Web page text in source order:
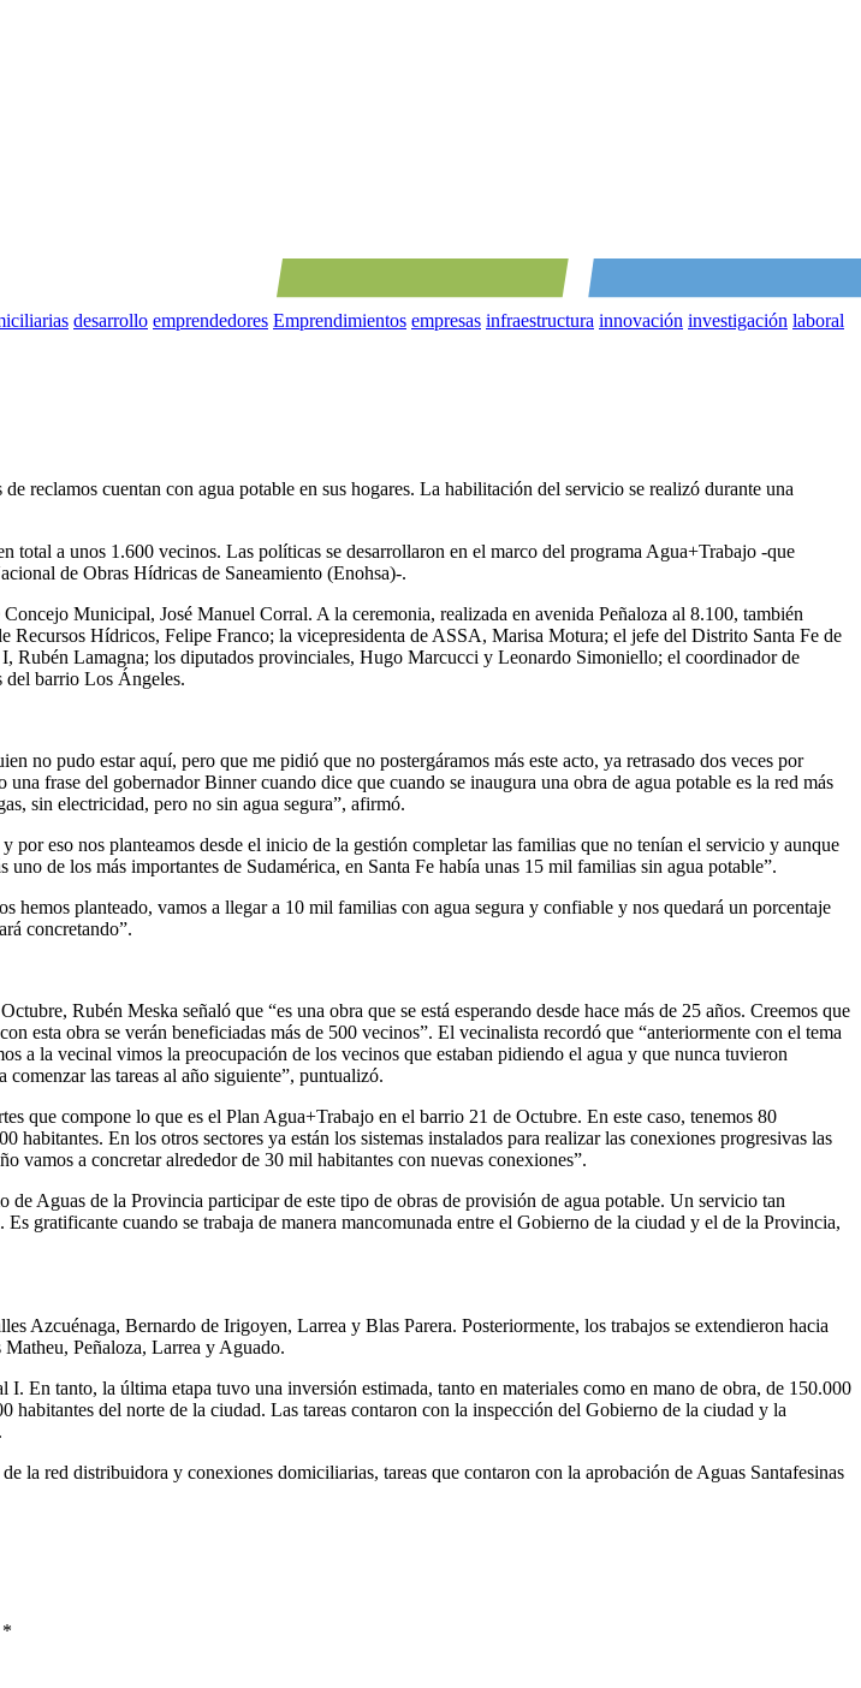
desarrollo emprendedores Emprendimientos empresas infraestructura innovación investigación laboral
reclamos cuentan con agua potable en sus hogares. La habilitación del servicio se realizó durante una
total a unos 1.600 vecinos. Las políticas se desarrollaron en el marco del programa Agua+Trabajo -que
de Obras Hídricas de Saneamiento (Enohsa)-.
Municipal, José Manuel Corral. A la ceremonia, realizada en avenida Peñaloza al 8.100, también
Hídricos, Felipe Franco; la vicepresidenta de ASSA, Marisa Motura; el jefe del Distrito Santa Fe de
Rubén Lamagna; los diputados provinciales, Hugo Marcucci y Leonardo Simoniello; el coordinador de
del barrio Los Ángeles.
no pudo estar aquí, pero que me pidió que no postergáramos más este acto, ya retrasado dos veces por
frase del gobernador Binner cuando dice que cuando se inaugura una obra de agua potable es la red más
sin electricidad, pero no sin agua segura”, afirmó.
eso nos planteamos desde el inicio de la gestión completar las familias que no tenían el servicio y aunque
de los más importantes de Sudamérica, en Santa Fe había unas 15 mil familias sin agua potable”.
hemos planteado, vamos a llegar a 10 mil familias con agua segura y confiable y nos quedará un porcentaje
concretando”.
Rubén Meska señaló que “es una obra que se está esperando desde hace más de 25 años. Creemos que
esta obra se verán beneficiadas más de 500 vecinos”. El vecinalista recordó que “anteriormente con el tema
a la vecinal vimos la preocupación de los vecinos que estaban pidiendo el agua y que nunca tuvieron
las tareas al año siguiente”, puntualizó.
que compone lo que es el Plan Agua+Trabajo en el barrio 21 de Octubre. En este caso, tenemos 80
En los otros sectores ya están los sistemas instalados para realizar las conexiones progresivas las
vamos a concretar alrededor de 30 mil habitantes con nuevas conexiones”.
Aguas de la Provincia participar de este tipo de obras de provisión de agua potable. Un servicio tan
gratificante cuando se trabaja de manera mancomunada entre el Gobierno de la ciudad y el de la Provincia,
Azcuénaga, Bernardo de Irigoyen, Larrea y Blas Parera. Posteriormente, los trabajos se extendieron hacia
Peñaloza, Larrea y Aguado.
En tanto, la última etapa tuvo una inversión estimada, tanto en materiales como en mano de obra, de 150.000
del norte de la ciudad. Las tareas contaron con la inspección del Gobierno de la ciudad y la
la red distribuidora y conexiones domiciliarias, tareas que contaron con la aprobación de Aguas Santafesinas
*